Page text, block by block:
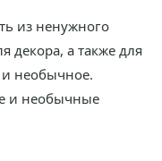
из ненужного
декора, а также для
и необычное.
и необычные